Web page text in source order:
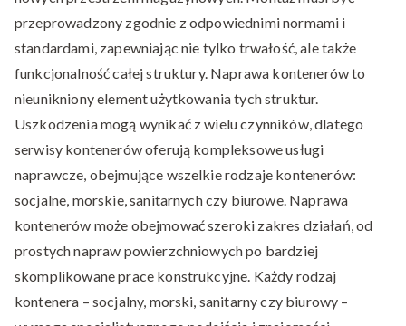
przeprowadzony zgodnie z odpowiednimi normami i
standardami, zapewniając nie tylko trwałość, ale także
funkcjonalność całej struktury. Naprawa kontenerów to
nieunikniony element użytkowania tych struktur.
Uszkodzenia mogą wynikać z wielu czynników, dlatego
serwisy kontenerów oferują kompleksowe usługi
naprawcze, obejmujące wszelkie rodzaje kontenerów:
socjalne, morskie, sanitarnych czy biurowe. Naprawa
kontenerów może obejmować szeroki zakres działań, od
prostych napraw powierzchniowych po bardziej
skomplikowane prace konstrukcyjne. Każdy rodzaj
kontenera – socjalny, morski, sanitarny czy biurowy –